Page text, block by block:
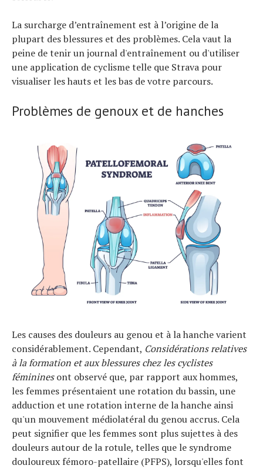
La surcharge d’entraînement est à l’origine de la
plupart des blessures et des problèmes. Cela vaut la
peine de tenir un journal d'entraînement ou d'utiliser
une application de cyclisme telle que Strava pour
visualiser les hauts et les bas de votre parcours.
Problèmes de genoux et de hanches
Les causes des douleurs au genou et à la hanche varient
considérablement. Cependant, Considérations relatives
à la formation et aux blessures chez les cyclistes
fémininesont observé que, par rapport aux hommes,
les femmes présentaient une rotation du bassin, une
adduction et une rotation interne de la hanche ainsi
qu'un mouvement médiolatéral du genou accrus. Cela
peut signifier que les femmes sont plus sujettes à des
douleurs autour de la rotule, telles que le syndrome
douloureux fémoro-patellaire (PFPS), lorsqu'elles font